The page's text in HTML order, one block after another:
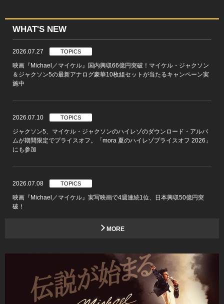
WHAT'S NEW
2026.07.27 TOPICS
映画『Michael／マイケル』国内興収66億円突破！マイケル・ジャクソン
＆ジャクソン5の最新アナログ豪華10枚組セットが当たるキャンペーン実
施中
2026.07.10 TOPICS
ジャクソン5、マイケル・ジャクソンのハイレゾのダウンロード・アルバ
ムが期間限定でプライスオフ。「mora 夏のハイレゾプライスオフ 2026」
にも参加
2026.07.08 TOPICS
映画『Michael／マイケル』実写映画で4週連続1位、日本興収50億円突
破！
MORE